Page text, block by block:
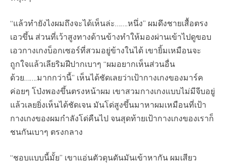
“แล้วทำยังไงผมถึงจะได้เห็นล่ะ…….หนึ่ง” ผมดึงชายเสื้อตรง
เอวขึ้น ส่วนที่เว้าสูงทางด้านข้างทำให้มองผ่านเข้าไปดูขอบ
เอวกางเกงบ็อกเซอร์ที่สวมอยู่ข้างในได้ เขายิ้มเหมือนจะ
ถูกใจแล้วเลียริมฝีปากเบาๆ “ผมอยากเห็นส่วนอื่น
ด้วย…….มากกว่านี้” เห็นได้ชัดเลยว่าเป้ากางเกงของมาร์ค
ค่อยๆ โป่งพองขึ้นตรงหน้าผม เขาสวมกางเกงแบบไม่มีจีบอยู่
แล้วเลยยิ่งเห็นได้ชัดเจน มันโด่สูงขึ้นมาหาผมเหมือนที่เป้า
กางเกงของผมกำลังโด่คืนไป จนสุดท้ายเป้ากางเกงของเราก็
ชนกันเบาๆ ตรงกลาง
“ชอบแบบนี้มั้ย” เขาแอ่นตัวดุนดันมันเข้าหากัน ผมเสียว